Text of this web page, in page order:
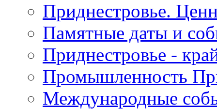
Приднестровье.
Памятные даты и
Приднестровье -
Промышленность
Международные